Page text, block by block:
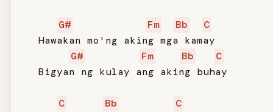
G# Fm Bb
C
   Hawakan mo'ng aking mga kamay
G#
Fm Bb
C
   Bigyan ng kulay ang aking buhay
C Bb
C